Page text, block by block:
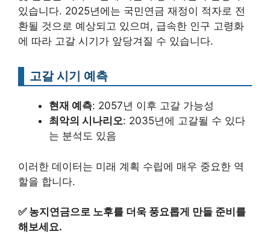
있습니다. 2025년에는 국민연금 재정이 적자로 전
환될 것으로 예상되고 있으며, 급속한 인구 고령화
에 따라 고갈 시기가 앞당겨질 수 있습니다.
고갈 시기 예측
현재 예측: 2057년 이후 고갈 가능성
최악의 시나리오: 2035년에 고갈될 수 있다
는 분석도 있음
이러한 데이터는 미래 계획 수립에 매우 중요한 역
할을 합니다.
✅ 농지연금으로 노후를 더욱 풍요롭게 만들 준비를
해보세요.